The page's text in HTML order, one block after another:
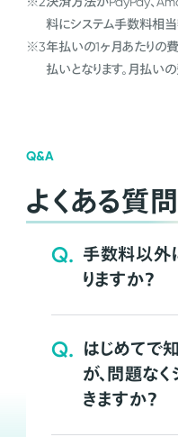
料にシステム手数料相当
※3年払いの1ヶ月あたりの
払いとなります。月払い
Q&A
よくある質問
Q. 手数料以外
りますか？
Q. はじめてで
が、問題な
きますか？